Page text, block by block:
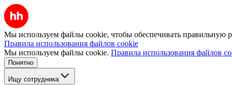
Мы используем файлы cookie, чтобы обеспечивать правильную
Правила использования файлов cookie
Мы используем файлы cookie. Правила использования файлов
Понятно
Ищу сотрудника